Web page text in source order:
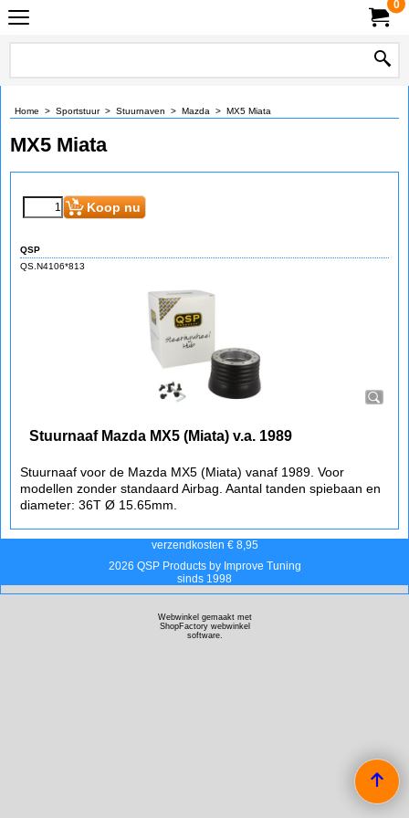
0
Home > Sportstuur> Stuurnaven > Mazda > MX5 Miata
MX5 Miata
Koop nu
QSP
QS.N4106*813
Stuurnaaf Mazda MX5 (Miata) v.a. 1989
Stuurnaaf voor de Mazda MX5 (Miata) vanaf 1989. Voor
modellen zonder standaard Airbag. Aantal tanden spiebaan en
diameter: 36T Ø 15.65mm.
verzendkosten € 8,95
2026 QSP Products by Improve Tuning
sinds 1998
Webwinkel gemaakt met
ShopFactory webwinkel
software.